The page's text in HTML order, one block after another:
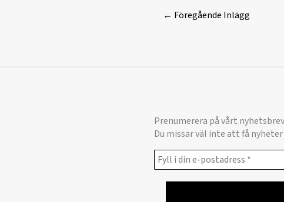
← Föregående Inlägg
Prenumerera på vårt
Du missar väl inte att få